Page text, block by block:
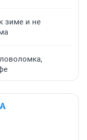
зиме и не